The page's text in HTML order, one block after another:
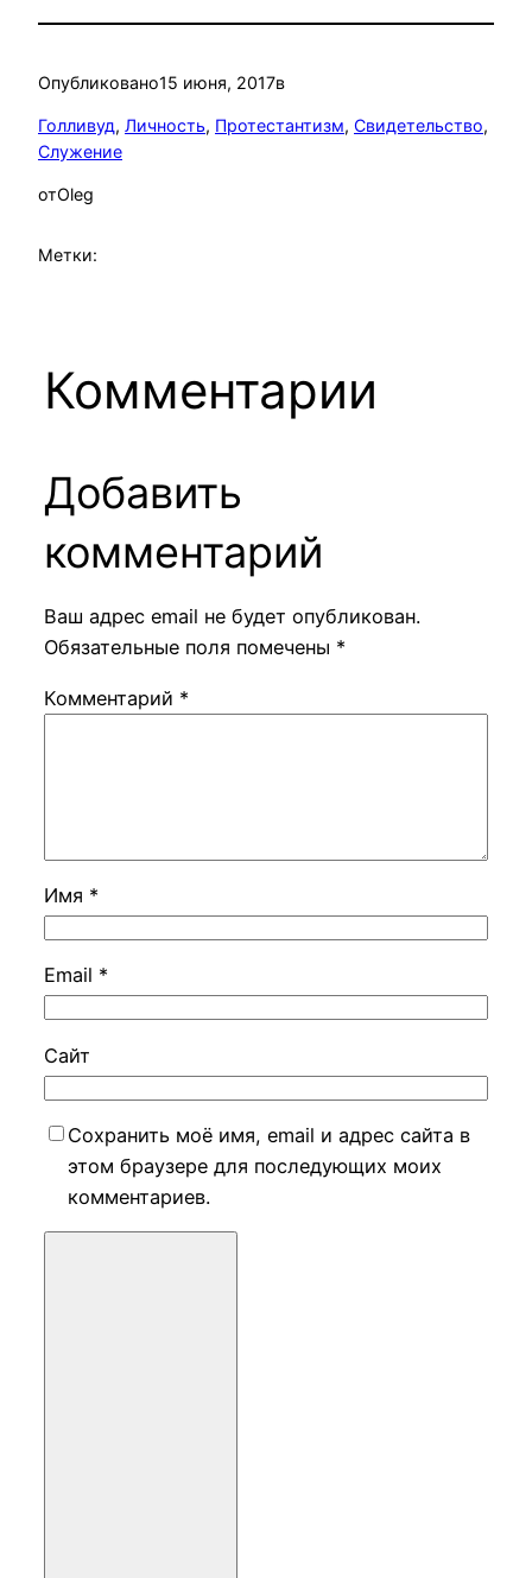
Опубликовано15 июня, 2017в
Голливуд, Личность, Протестантизм, Свидетельство
Служение
отOleg
Метки:
Комментарии
Добавить
комментарий
Ваш адрес email не будет опубликован.
Обязательные поля помечены *
Комментарий *
Имя *
Email *
Сайт
Сохранить моё имя, email и адрес сайта в
этом браузере для последующих моих
комментариев.